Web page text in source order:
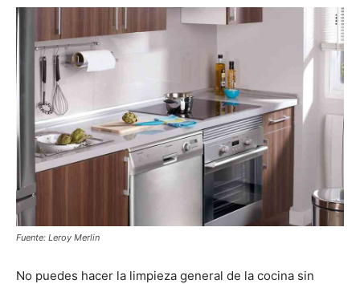
Fuente: Leroy Merlin
No puedes hacer la limpieza general de la cocina sin